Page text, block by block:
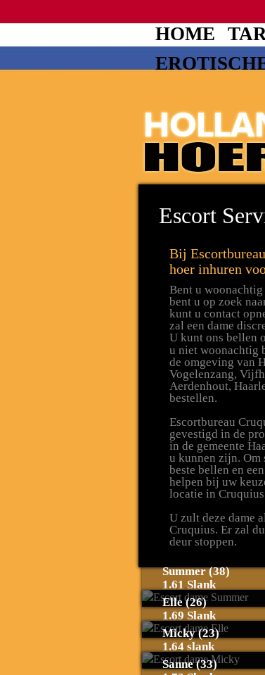
HOME
Escort
Bij
hoer inhuren
Bent u woonachtig
bent u op zoek
kunt u contact
zal een dame
U kunt ons bellen
u niet woonachtig
de omgeving van
Vogelenzang,
Aerdenhout,
bestellen.
Escortbureau
gevestigd in de
in de gemeente
u kunnen zijn. Om
beste bellen en
helpen bij uw
locatie in
U zult deze dame
Cruquius. Er zal
deur stoppen.
Summer (38)
1.61 Slank
Elle (26)
1.69 Slank
Micky (23)
1.64 slank
Sanne (33)